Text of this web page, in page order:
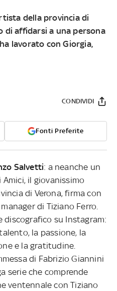
della provincia di
di affidarsi a una persona
lavorato con Giorgia,
Fonti Preferite
CONDIVIDI
Salvetti: a neanche un
il giovanissimo
di Verona, firma con
di Tiziano Ferro.
discografico su Instagram:
la passione, la
e la gratitudine.
di Fabrizio Giannini
serie che comprende
ventennale con Tiziano